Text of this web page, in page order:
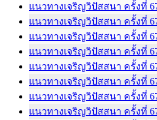
แนวทางเจริญวิปัสสนา ครั้งที่
แนวทางเจริญวิปัสสนา ครั้งที่
แนวทางเจริญวิปัสสนา ครั้งที่
แนวทางเจริญวิปัสสนา ครั้งที่
แนวทางเจริญวิปัสสนา ครั้งที่
แนวทางเจริญวิปัสสนา ครั้งที่
แนวทางเจริญวิปัสสนา ครั้งที่
แนวทางเจริญวิปัสสนา ครั้งที่